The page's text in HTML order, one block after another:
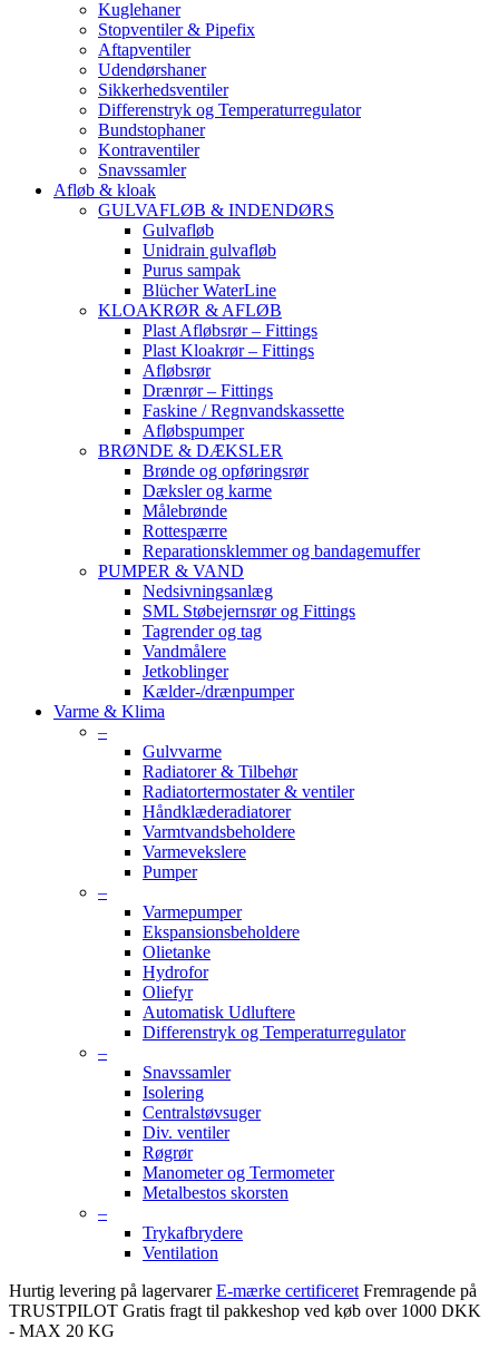
Kuglehaner
Stopventiler & Pipefix
Aftapventiler
Udendørshaner
Sikkerhedsventiler
Differenstryk og Temperaturregulator
Bundstophaner
Kontraventiler
Snavssamler
Afløb & kloak
GULVAFLØB & INDENDØRS
Gulvafløb
Unidrain gulvafløb
Purus sampak
Blücher WaterLine
KLOAKRØR & AFLØB
Plast Afløbsrør – Fittings
Plast Kloakrør – Fittings
Afløbsrør
Drænrør – Fittings
Faskine / Regnvandskassette
Afløbspumper
BRØNDE & DÆKSLER
Brønde og opføringsrør
Dæksler og karme
Målebrønde
Rottespærre
Reparationsklemmer og bandagemuffer
PUMPER & VAND
Nedsivningsanlæg
SML Støbejernsrør og Fittings
Tagrender og tag
Vandmålere
Jetkoblinger
Kælder-/drænpumper
Varme & Klima
–
Gulvvarme
Radiatorer & Tilbehør
Radiatortermostater & ventiler
Håndklæderadiatorer
Varmtvandsbeholdere
Varmevekslere
Pumper
–
Varmepumper
Ekspansionsbeholdere
Olietanke
Hydrofor
Oliefyr
Automatisk Udluftere
Differenstryk og Temperaturregulator
–
Snavssamler
Isolering
Centralstøvsuger
Div. ventiler
Røgrør
Manometer og Termometer
Metalbestos skorsten
–
Trykafbrydere
Ventilation
Hurtig levering på lagervarer E-mærke certificeret Fremragende på
TRUSTPILOT Gratis fragt til pakkeshop ved køb over 1000 DKK
- MAX 20 KG